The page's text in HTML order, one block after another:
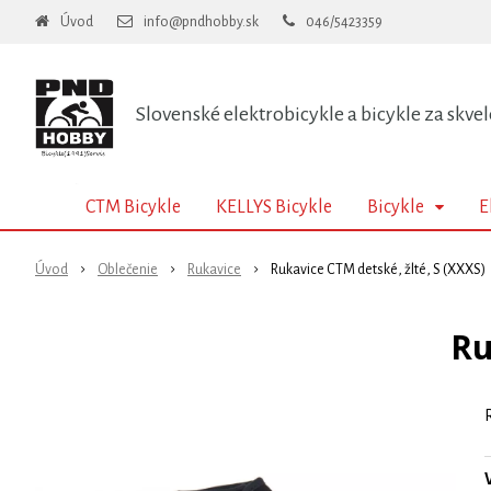
Slovenské elektrobicykle a bicykle za
Úvod info@pndhobby.sk 046/5423359
CTM Bicykle KELLYS Bicykle Bicykle
Úvod Oblečenie Rukavice Rukavice CTM detské, žlté, S (XXXS)